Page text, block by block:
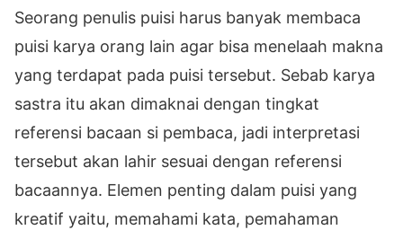
Seorang penulis puisi harus banyak membaca
puisi karya orang lain agar bisa menelaah makna
yang terdapat pada puisi tersebut. Sebab karya
sastra itu akan dimaknai dengan tingkat
referensi bacaan si pembaca, jadi interpretasi
tersebut akan lahir sesuai dengan referensi
bacaannya. Elemen penting dalam puisi yang
kreatif yaitu, memahami kata, pemahaman